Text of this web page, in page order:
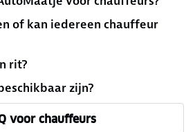
of kan iedereen chauffeur
rit?
zijn?
voor chauffeurs